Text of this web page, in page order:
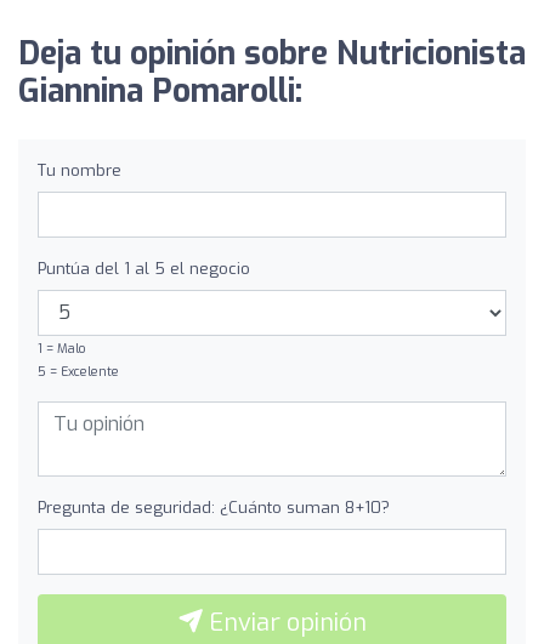
Deja tu opinión sobre Nutricionista
Giannina Pomarolli:
Tu nombre
Puntúa del 1 al 5 el negocio
1 = Malo
5 = Excelente
Pregunta de seguridad: ¿Cuánto suman 8+10?
Enviar opinión